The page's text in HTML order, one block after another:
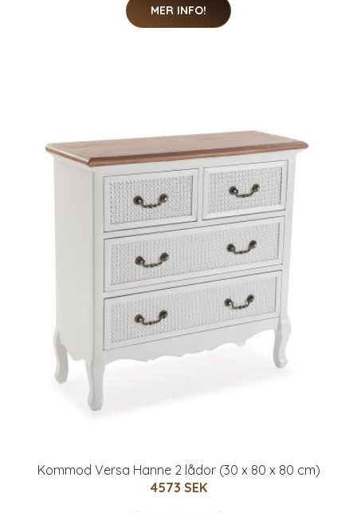
MER INFO!
Kommod Versa Hanne 2 lådor (30 x 80 x 80 cm)
4573 SEK